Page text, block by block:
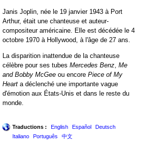
Janis Joplin, née le 19 janvier 1943 à Port
Arthur, était une chanteuse et auteur-
compositeur américaine. Elle est décédée le 4
octobre 1970 à Hollywood, à l'âge de 27 ans.
La disparition inattendue de la chanteuse
célèbre pour ses tubes Mercedes Benz Me
and Bobby McGee ou encore Piece of My
Heart a déclenché une importante vague
d'émotion aux États-Unis et dans le reste du
monde.
Traductions : English Español
Deutsch
Italiano
Português 中文